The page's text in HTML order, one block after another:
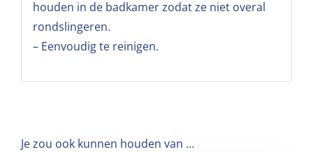
houden in de badkamer zodat ze niet overal
rondslingeren.
– Eenvoudig te reinigen.
Je zou ook kunnen houden van …